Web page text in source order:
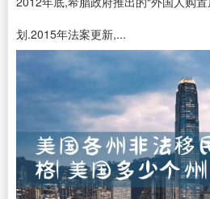
划.2015年法案更新,...